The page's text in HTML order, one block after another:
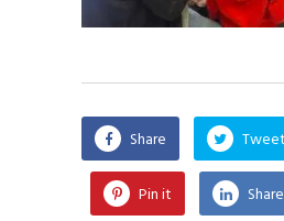
Share Tweet
Pin it Share